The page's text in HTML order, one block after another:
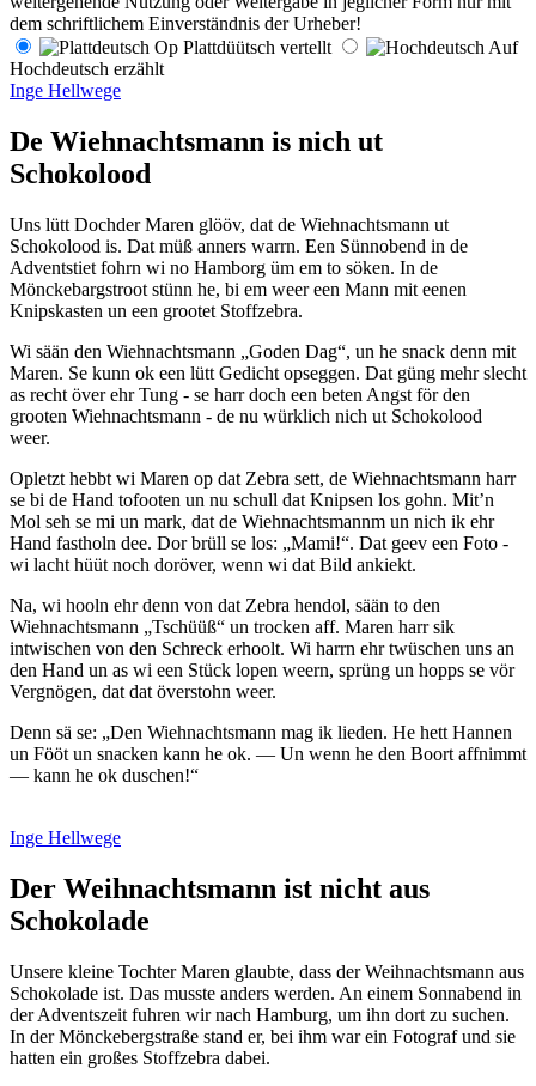
dem schriftlichem Einverständnis der Urheber!
Op Plattdüütsch vertellt
Auf
Hochdeutsch erzählt
Inge Hellwege
De Wiehnachtsmann is nich ut
Schokolood
Uns lütt Dochder Maren glööv, dat de Wiehnachtsmann ut
Schokolood is. Dat müß anners warrn. Een Sünnobend in de
Adventstiet fohrn wi no Hamborg üm em to söken. In de
Mönckebargstroot stünn he, bi em weer een Mann mit eenen
Knipskasten un een grootet Stoffzebra.
Wi sään den Wiehnachtsmann
Goden Dag , un he snack denn mit
Maren. Se kunn ok een lütt Gedicht opseggen. Dat güng mehr slecht
as recht över ehr Tung - se harr doch een beten Angst för den
grooten Wiehnachtsmann - de nu würklich nich ut Schokolood
weer.
Opletzt hebbt wi Maren op dat Zebra sett, de Wiehnachtsmann harr
se bi de Hand tofooten un nu schull dat Knipsen los gohn. Mit’n
Mol seh se mi un mark, dat de Wiehnachtsmannm un nich ik ehr
Hand fastholn dee. Dor brüll se los:
Mami! . Dat geev een Foto -
wi lacht hüüt noch doröver, wenn wi dat Bild ankiekt.
Na, wi hooln ehr denn von dat Zebra hendol, sään to den
Wiehnachtsmann
Tschüüß
un trocken aff. Maren harr sik
intwischen von den Schreck erhoolt. Wi harrn ehr twüschen uns an
den Hand un as wi een Stück lopen weern, sprüng un hopps se vör
Vergnögen, dat dat överstohn weer.
Denn sä se:
Den Wiehnachtsmann mag ik lieden. He hett Hannen
un Fööt un snacken kann he ok. — Un wenn he den Boort affnimmt
— kann he ok duschen!
Inge Hellwege
Der Weihnachtsmann ist nicht aus
Schokolade
Unsere kleine Tochter Maren glaubte, dass der Weihnachtsmann aus
Schokolade ist. Das musste anders werden. An einem Sonnabend in
der Adventszeit fuhren wir nach Hamburg, um ihn dort zu suchen.
In der Mönckebergstraße stand er, bei ihm war ein Fotograf und sie
hatten ein großes Stoffzebra dabei.